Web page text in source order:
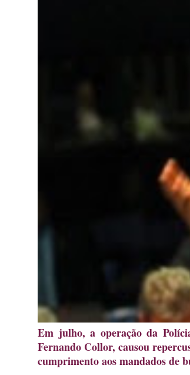
Em julho, a operação da
Fernando Collor, causou
cumprimento aos mandados de